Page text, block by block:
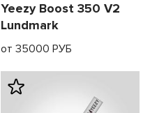
Yeezy Boost 350 V2
Lundmark
от 35000 РУБ